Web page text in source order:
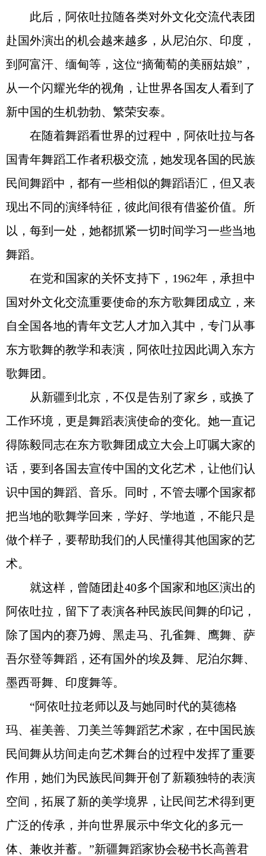
此后，阿依吐拉随各类对外文化交流代表团
赴国外演出的机会越来越多，从尼泊尔、印度，
到阿富汗、缅甸等，这位“摘葡萄的美丽姑娘”，
从一个闪耀光华的视角，让世界各国友人看到了
新中国的生机勃勃、繁荣安泰。
在随着舞蹈看世界的过程中，阿依吐拉与各
国青年舞蹈工作者积极交流，她发现各国的民族
民间舞蹈中，都有一些相似的舞蹈语汇，但又表
现出不同的演绎特征，彼此间很有借鉴价值。所
以，每到一处，她都抓紧一切时间学习一些当地
舞蹈。
在党和国家的关怀支持下，1962年，承担中
国对外文化交流重要使命的东方歌舞团成立，来
自全国各地的青年文艺人才加入其中，专门从事
东方歌舞的教学和表演，阿依吐拉因此调入东方
歌舞团。
从新疆到北京，不仅是告别了家乡，或换了
工作环境，更是舞蹈表演使命的变化。她一直记
得陈毅同志在东方歌舞团成立大会上叮嘱大家的
话，要到各国去宣传中国的文化艺术，让他们认
识中国的舞蹈、音乐。同时，不管去哪个国家都
把当地的歌舞学回来，学好、学地道，不能只是
做个样子，要帮助我们的人民懂得其他国家的艺
术。
就这样，曾随团赴40多个国家和地区演出的
阿依吐拉，留下了表演各种民族民间舞的印记，
除了国内的赛乃姆、黑走马、孔雀舞、鹰舞、萨
吾尔登等舞蹈，还有国外的埃及舞、尼泊尔舞、
墨西哥舞、印度舞等。
“阿依吐拉老师以及与她同时代的莫德格
玛、崔美善、刀美兰等舞蹈艺术家，在中国民族
民间舞从坊间走向艺术舞台的过程中发挥了重要
作用，她们为民族民间舞开创了新颖独特的表演
空间，拓展了新的美学境界，让民间艺术得到更
广泛的传承，并向世界展示中华文化的多元一
体、兼收并蓄。”新疆舞蹈家协会秘书长高善君